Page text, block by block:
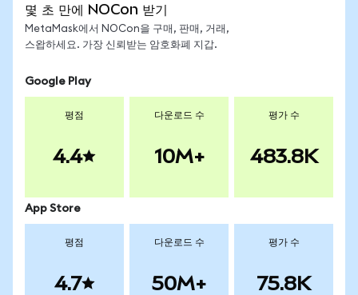
몇 초 만에 NOCon 받기
MetaMask에서 NOCon을 구매, 판매, 거래,
스왑하세요. 가장 신뢰받는 암호화폐 지갑.
Google Play
평점
4.4
다운로드 수
10M+
평가 수
483.8K
App Store
평점
4.7
다운로드 수
50M+
평가 수
75.8K